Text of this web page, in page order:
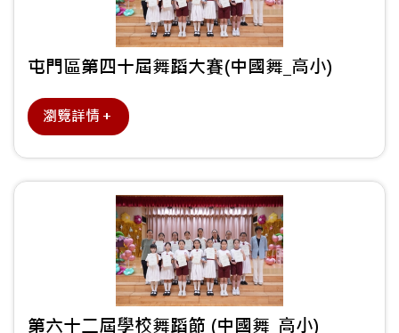
屯門區第四十屆舞蹈大賽(中國舞_高小)
瀏覽詳情＋
第六十二屆學校舞蹈節 (中國舞_高小)